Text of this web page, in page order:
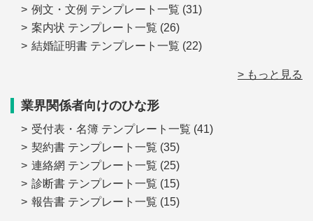
例文・文例 テンプレート一覧 (31)
案内状 テンプレート一覧 (26)
結婚証明書 テンプレート一覧 (22)
> もっと見る
業界関係者向けのひな形
受付表・名簿 テンプレート一覧 (41)
契約書 テンプレート一覧 (35)
連絡網 テンプレート一覧 (25)
診断書 テンプレート一覧 (15)
報告書 テンプレート一覧 (15)